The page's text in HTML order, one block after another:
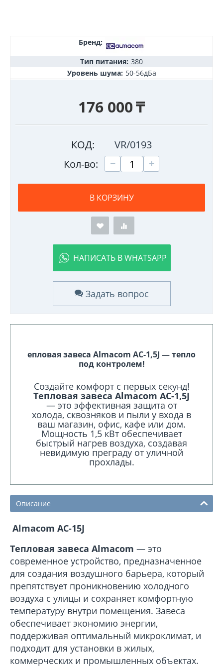
Бренд:
Тип питания: 380
Уровень шума: 50-56дБа
176 000₸
КОД:
VR/0193
Кол-во:
+
−
В КОРЗИНУ
НАПИСАТЬ В WHATSAPP
Задать вопрос
епловая завеса Almacom AC-1,5J — тепло
под контролем!
Создайте комфорт с первых секунд!
Тепловая завеса Almacom AC-1,5J
— это эффективная защита от
холода, сквозняков и пыли у входа в
ваш магазин, офис, кафе или дом.
Мощность 1,5 кВт обеспечивает
быстрый нагрев воздуха, создавая
невидимую преграду от уличной
прохлады.
Описание
Almacom AC-15J
Тепловая завеса Almacom — это
современное устройство, предназначенное
для создания воздушного барьера, который
препятствует проникновению холодного
воздуха с улицы и сохраняет комфортную
температуру внутри помещения. Завеса
обеспечивает экономию энергии,
поддерживая оптимальный микроклимат, и
подходит для установки в жилых,
коммерческих и промышленных объектах.